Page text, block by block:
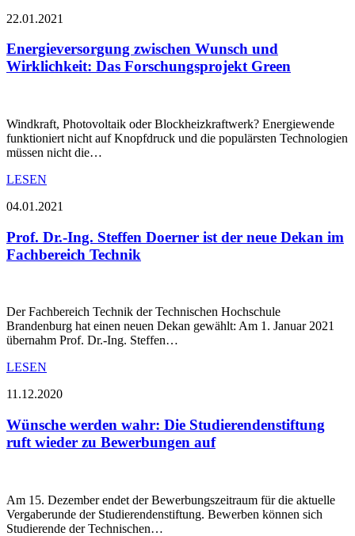
22.01.2021
Energieversorgung zwischen Wunsch und
Wirklichkeit: Das Forschungsprojekt Green
Windkraft, Photovoltaik oder Blockheizkraftwerk? Energiewende
funktioniert nicht auf Knopfdruck und die populärsten Technologien
müssen nicht die…
LESEN
04.01.2021
Prof. Dr.-Ing. Steffen Doerner ist der neue Dekan im
Fachbereich Technik
Der Fachbereich Technik der Technischen Hochschule
Brandenburg hat einen neuen Dekan gewählt: Am 1. Januar 2021
übernahm Prof. Dr.-Ing. Steffen…
LESEN
11.12.2020
Wünsche werden wahr: Die Studierendenstiftung
ruft wieder zu Bewerbungen auf
Am 15. Dezember endet der Bewerbungszeitraum für die aktuelle
Vergaberunde der Studierendenstiftung. Bewerben können sich
Studierende der Technischen…